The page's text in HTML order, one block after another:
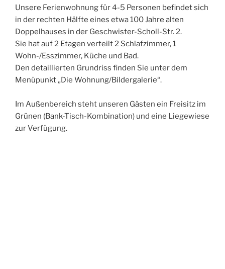
Unsere Ferienwohnung für 4-5 Personen befindet sich
in der rechten Hälfte eines etwa 100 Jahre alten
Doppelhauses in der Geschwister-Scholl-Str. 2.
Sie hat auf 2 Etagen verteilt 2 Schlafzimmer, 1
Wohn-/Esszimmer, Küche und Bad.
Den detaillierten Grundriss finden Sie unter dem
Menüpunkt „Die Wohnung/Bildergalerie“.
Im Außenbereich steht unseren Gästen ein Freisitz im
Grünen (Bank-Tisch-Kombination) und eine Liegewiese
zur Verfügung.